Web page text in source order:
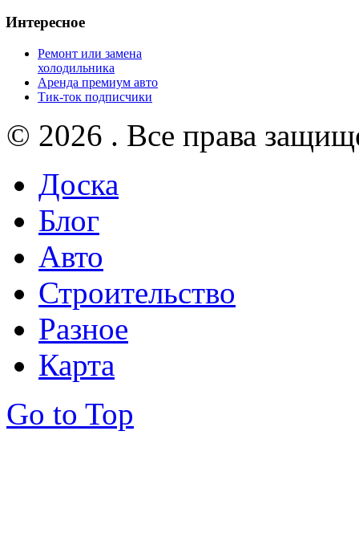
Интересное
Ремонт или замена
холодильника
Аренда премиум авто
Тик-ток подписчики
© 2026 . Все права
Доска
Блог
Авто
Строительство
Разное
Карта
Go to Top